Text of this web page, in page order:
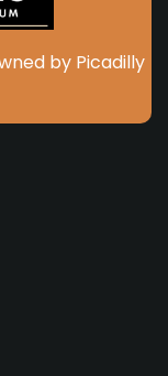
by Picadilly